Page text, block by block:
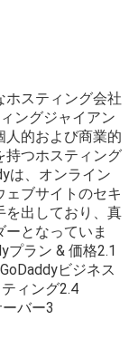
ホスティング会社
ングジャイアン
人的および商業的
持つホスティング
は、オンライン
ブサイトのセキ
を出しており、真
となっていま
プラン & 価格2.1
ビジネス
ィング2.4
バー3